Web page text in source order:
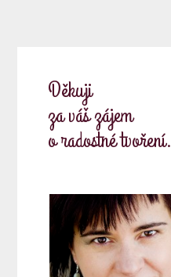
Děkuji
za váš zájem
o radostné tvoření.